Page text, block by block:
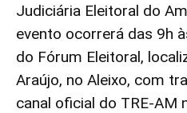
Judiciária Eleitoral do
evento ocorrerá das 9h
do Fórum Eleitoral,
Araújo, no Aleixo, com
canal oficial do TRE-AM